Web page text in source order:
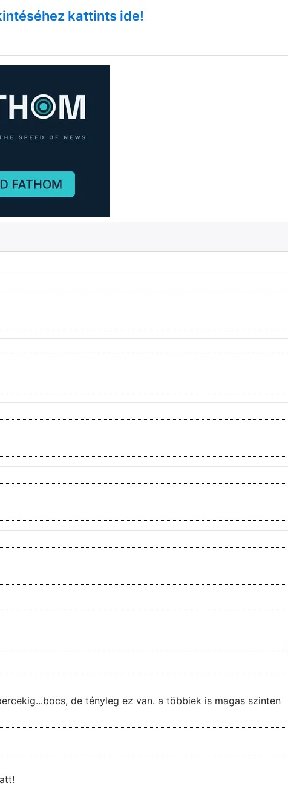
kattints ide!
de tényleg ez van. a többiek is magas szinten
dolgai miatt!